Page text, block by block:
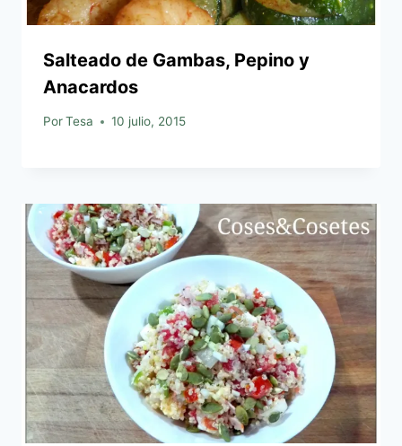
Salteado de Gambas, Pepino y
Anacardos
PorTesa 10 julio, 2015